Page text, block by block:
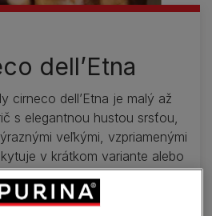
dell’Etna
cirneco dell’Etna je malý až
s elegantnou hustou srsťou,
veľkými, vzpriamenými
v krátkom variante alebo
ale bez dlhých chlpov.